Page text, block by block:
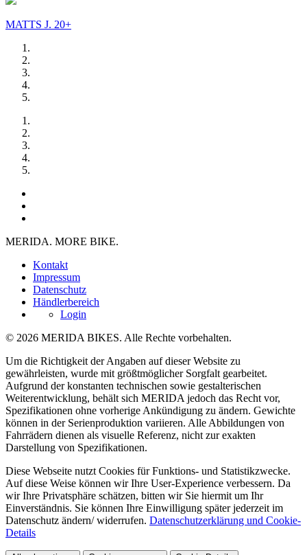
MATTS J. 20+
MERIDA. MORE BIKE.
Kontakt
Impressum
Datenschutz
Händlerbereich
Login
© 2026 MERIDA BIKES. Alle Rechte vorbehalten.
Um die Richtigkeit der Angaben auf dieser Website zu
gewährleisten, wurde mit größtmöglicher Sorgfalt gearbeitet.
Aufgrund der konstanten technischen sowie gestalterischen
Weiterentwicklung, behält sich MERIDA jedoch das Recht vor,
Spezifikationen ohne vorherige Ankündigung zu ändern. Gewichte
können in der Serienproduktion variieren. Alle Abbildungen von
Fahrrädern dienen als visuelle Referenz, nicht zur exakten
Darstellung von Spezifikationen.
Diese Webseite nutzt Cookies für Funktions- und Statistikzwecke.
Auf diese Weise können wir Ihre User-Experience verbessern. Da
wir Ihre Privatsphäre schätzen, bitten wir Sie hiermit um Ihr
Einverständnis. Sie können Ihre Einwilligung später jederzeit im
Datenschutz ändern/ widerrufen. Datenschutzerklärung und Cookie-
Details